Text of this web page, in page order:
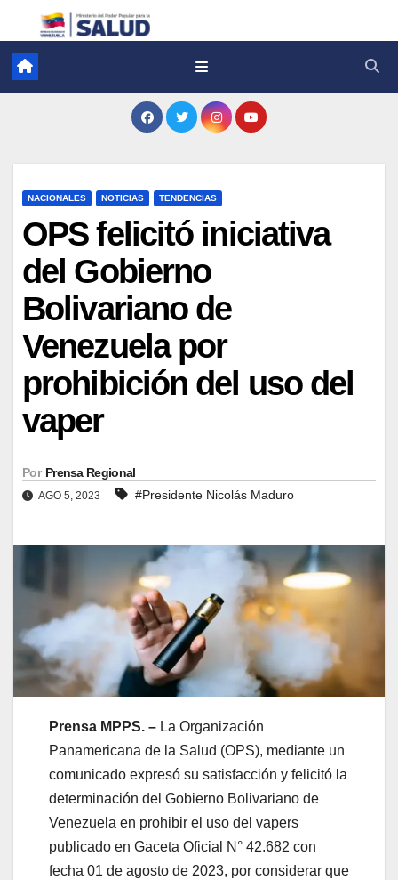
NACIONALES NOTICIAS TENDENCIAS
OPS felicitó iniciativa
del Gobierno
Bolivariano de
Venezuela por
prohibición del uso del
vaper
Por Prensa Regional
AGO 5, 2023 #Presidente Nicolás Maduro
Prensa MPPS. – La Organización
Panamericana de la Salud (OPS), mediante un
comunicado expresó su satisfacción y felicitó la
determinación del Gobierno Bolivariano de
Venezuela en prohibir el uso del vapers
publicado en Gaceta Oficial N° 42.682 con
fecha 01 de agosto de 2023, por considerar que